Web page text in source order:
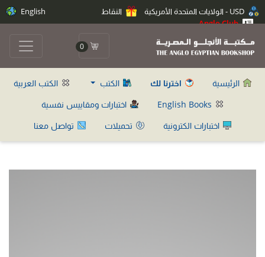
النقاط
Anglo Club
English
0
الرئيسية اخترنا لك الكتب
الكتب العربية
اختبارات ومقاييس نفسية
اختبارات الكترونية
تحميلات تواصل معنا